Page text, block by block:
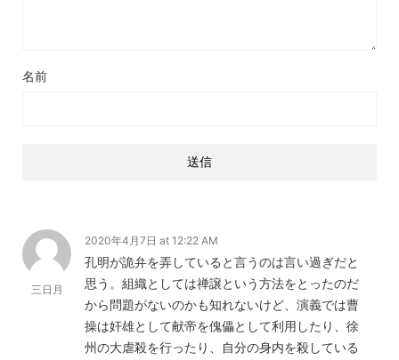
名前
三日月
2020年4月7日 at 12:22 AM
孔明が詭弁を弄していると言うのは言い過ぎだと
思う。組織としては禅譲という方法をとったのだ
から問題がないのかも知れないけど、演義では曹
操は奸雄として献帝を傀儡として利用したり、徐
州の大虐殺を行ったり、自分の身内を殺している